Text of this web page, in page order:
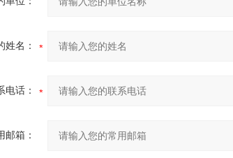
姓名：
电话：
邮箱：